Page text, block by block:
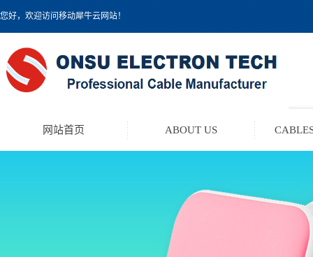
您好，欢迎访问移动犀牛云网站！
网站首页 ABOUT US